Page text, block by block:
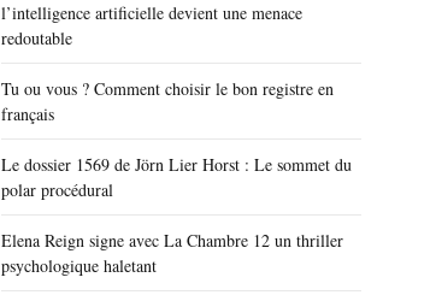
l’intelligence artificielle devient une menace
redoutable
Tu ou vous ? Comment choisir le bon registre en
français
Le dossier 1569 de Jörn Lier Horst : Le sommet du
polar procédural
Elena Reign signe avec La Chambre 12 un thriller
psychologique haletant